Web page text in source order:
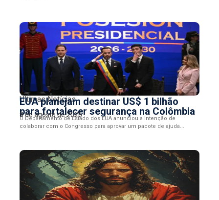
Últimas Notícias
EUA planejam destinar US$ 1 bilhão
para fortalecer segurança na Colômbia
8 de agosto de 2026
O Departamento de Estado dos EUA anunciou a intenção de
colaborar com o Congresso para aprovar um pacote de ajuda...